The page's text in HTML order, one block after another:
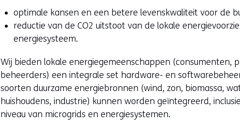
optimale kansen en een betere levenskwaliteit voor de
reductie van de CO2 uitstoot van de lokale
energiesysteem.
Wij bieden lokale energiegemeenschappen (consumenten,
beheerders) een integrale set hardware- en
soorten duurzame energiebronnen (wind, zon, biomassa,
huishoudens, industrie) kunnen worden geïntegreerd,
niveau van microgrids en energiesystemen.